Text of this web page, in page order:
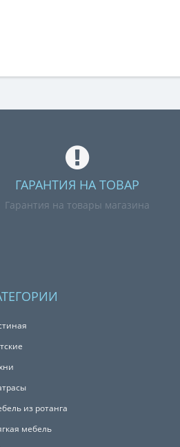
ГАРАНТИЯ НА ТОВАР
Гарантия на товары магазина
из ротанга
мебель